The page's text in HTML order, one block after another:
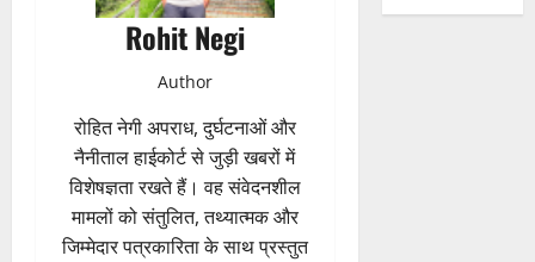
Rohit Negi
Author
रोहित नेगी अपराध, दुर्घटनाओं और
नैनीताल हाईकोर्ट से जुड़ी खबरों में
विशेषज्ञता रखते हैं। वह संवेदनशील
मामलों को संतुलित, तथ्यात्मक और
जिम्मेदार पत्रकारिता के साथ प्रस्तुत